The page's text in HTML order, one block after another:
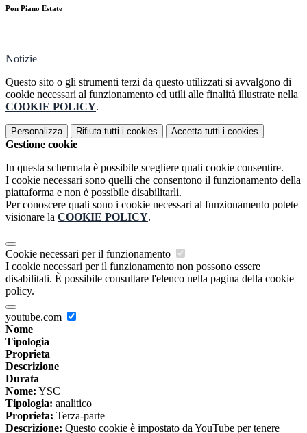
Pon Piano Estate
Notizie
Questo sito o gli strumenti terzi da questo utilizzati si avvalgono di
cookie necessari al funzionamento ed utili alle finalità illustrate nella
COOKIE POLICY.
Personalizza Rifiuta tutti i cookies Accetta tutti i cookies
Gestione cookie
In questa schermata è possibile scegliere quali cookie consentire.
I cookie necessari sono quelli che consentono il funzionamento della
piattaforma e non è possibile disabilitarli.
Per conoscere quali sono i cookie necessari al funzionamento potete
visionare la COOKIE POLICY.
Cookie necessari per il funzionamento
I cookie necessari per il funzionamento non possono essere
disabilitati. È possibile consultare l'elenco nella pagina della cookie
policy.
youtube.com
Nome
Tipologia
Proprieta
Descrizione
Durata
Nome: YSC
Tipologia: analitico
Proprieta: Terza-parte
Descrizione: Questo cookie è impostato da YouTube per tenere